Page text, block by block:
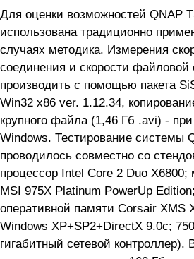
Для оценки возможностей QNAP
использована традиционно
случаях методика. Измерения
соединения и скорости
производить с помощью пакета
Win32 x86 ver. 1.12.34,
крупного файла (1,46 Гб .avi) -
Windows. Тестирование системы
проводилось совместно со
процессор Intel Core 2 Duo X6800;
MSI 975X Platinum PowerUp
оперативной памяти Corsair XMS
Windows XP+SP2+DirectX 9.0c;
гигабитный сетевой контроллер).